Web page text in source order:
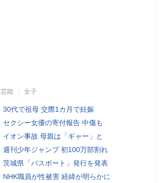
芸能 女子
30代で祖母 交際1カ月で妊娠
セクシー女優の寄付報告 中傷も
イオン事故 母親は「ギャー」と
週刊少年ジャンプ 初100万部割れ
茨城県「パスポート」発行を発表
NHK職員が性被害 経緯が明らかに